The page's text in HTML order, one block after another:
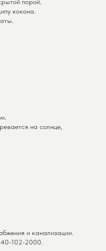
порой.
кокона.
на солнце,
и канализации.
102-2000.